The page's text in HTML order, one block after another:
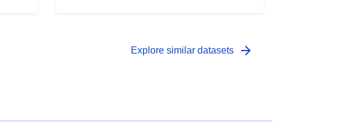
Explore similar datasets arrow_forward